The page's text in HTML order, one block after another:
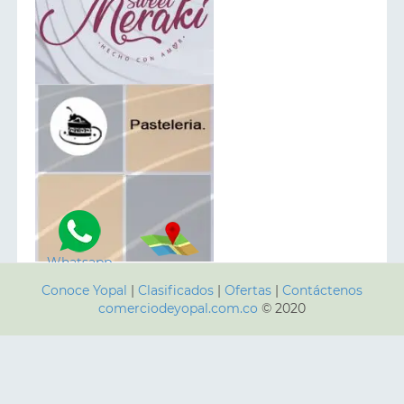
Whatsapp
ver Mapa
Conoce Yopal Clasificados Ofertas
Contáctenos
comerciodeyopal.com.co © 2020